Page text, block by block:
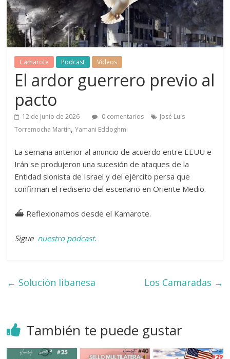
Camarote Podcast Vídeos
El ardor guerrero previo al
pacto
12 de junio de 2026 0 comentarios
José Luis
Torremocha Martín,Yamani Eddoghmi
La semana anterior al anuncio de acuerdo entre EEUU e
Irán se produjeron una sucesión de ataques de la
Entidad sionista de Israel y del ejército persa que
confirman el rediseño del escenario en Oriente Medio.
⛴ Reflexionamos desde el Kamarote.
Sigue nuestro podcast.
← Solución libanesa Los Camaradas →
También te puede gustar